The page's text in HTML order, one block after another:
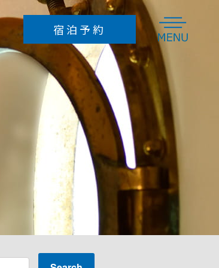
ルジュ波太オルビス|関東・千葉・鴨川
宿泊予約